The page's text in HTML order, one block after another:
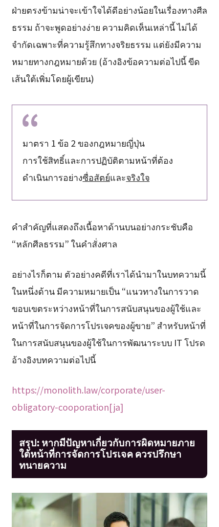
ฝ่ายตรงข้ามน่าจะเข้าใจได้ดีอย่างน้อยในเรื่องทางศีล
ธรรม ถ้าจะพูดอย่างง่าย ความคิดเห็นเหล่านี้ ไม่ได้
จำกัดเฉพาะที่ความรู้สึกทางจริยธรรม แต่ยังมีความ
หมายทางกฎหมายด้วย (อ้างอิงข้อความต่อไปนี้ ขีด
เส้นใต้เพิ่มโดยผู้เขียน)
มาตรา 1 ข้อ 2 ของกฎหมายญี่ปุ่น
การใช้สิทธิ์และการปฏิบัติตามหน้าที่ต้อง
ดำเนินการอย่างซื่อสัตย์และจริงใจ
คำสำคัญที่แสดงถึงเนื้อหาด้านบนอย่างกระชับคือ
“หลักศีลธรรม” ในคำสั่งศาล
อย่างไรก็ตาม ตัวอย่างคดีที่เราได้นำมาในบทความนี้
ในหนึ่งด้าน มีความหมายเป็น “แนวทางในการวาด
ขอบเขตระหว่างหน้าที่ในการสนับสนุนของผู้ใช้และ
หน้าที่ในการจัดการโปรเจคของผู้ขาย” สำหรับหน้าที่
ในการสนับสนุนของผู้ใช้ในการพัฒนาระบบ IT โปรด
อ้างอิงบทความต่อไปนี้
https://monolith.law/corporate/user-
obligatory-cooporation[ja]
สรุป: หากมีปัญหาเกี่ยวกับการผิดหมายภาย
ใต้หน้าที่การจัดการโปรเจค ควรปรึกษา
ทนายความ